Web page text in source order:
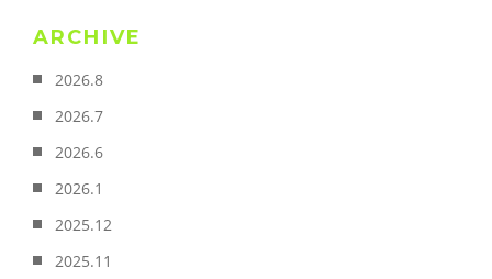
ARCHIVE
2026.8
2026.7
2026.6
2026.1
2025.12
2025.11